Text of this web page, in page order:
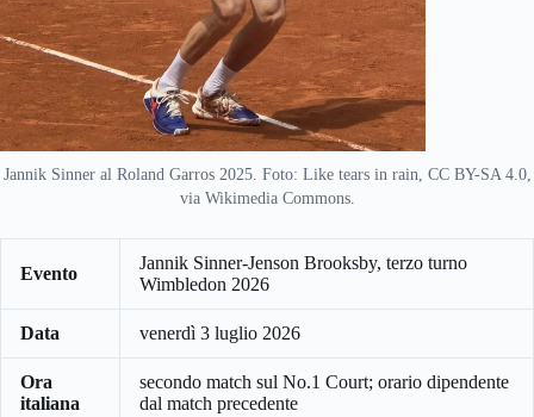
Jannik Sinner al Roland Garros 2025. Foto: Like tears in rain, CC BY-SA 4.0,
via Wikimedia Commons.
Evento
Jannik Sinner-Jenson Brooksby, terzo turno
Wimbledon 2026
Data venerdì 3 luglio 2026
Ora
italiana
secondo match sul No.1 Court; orario dipendente
dal match precedente